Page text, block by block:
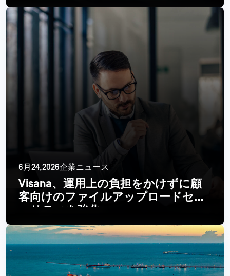
続きを読む
6月24,2026企業ニュース
Visana、運用上の負担をかけずに顧
客向けのファイルアップロードセキ
ュリティを強化
続きを読む